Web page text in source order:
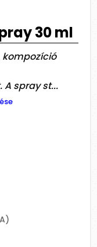
30 ml
kompozíció
spray st...